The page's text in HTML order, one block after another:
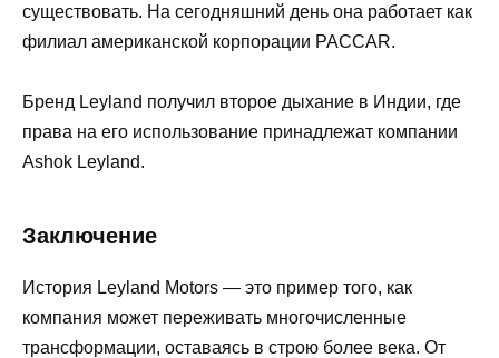
существовать. На сегодняшний день она работает как
филиал американской корпорации PACCAR.
Бренд Leyland получил второе дыхание в Индии, где
права на его использование принадлежат компании
Ashok Leyland.
Заключение
История Leyland Motors — это пример того, как
компания может переживать многочисленные
трансформации, оставаясь в строю более века. От